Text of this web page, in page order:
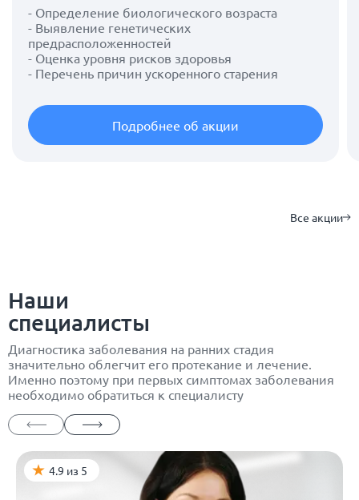
- Определение биологического возраста
- Выявление генетических
предрасположенностей
- Оценка уровня рисков здоровья
- Перечень причин ускоренного старения
Подробнее об акции
Все акции
Наши
специалисты
Диагностика заболевания на ранних стадия
значительно облегчит его протекание и лечение.
Именно поэтому при первых симптомах заболевания
необходимо обратиться к специалисту
4.9 из 5